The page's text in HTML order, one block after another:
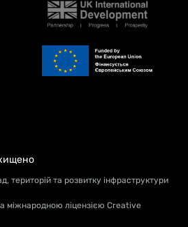
територій та розвитку інфраструктури
міжнародною ліцензією Creative